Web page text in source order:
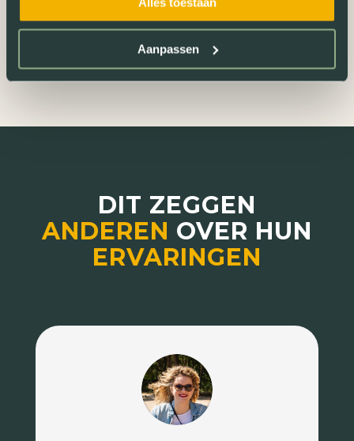
Aanpassen
DIT ZEGGEN
ANDEREN OVER HUN
ERVARINGEN